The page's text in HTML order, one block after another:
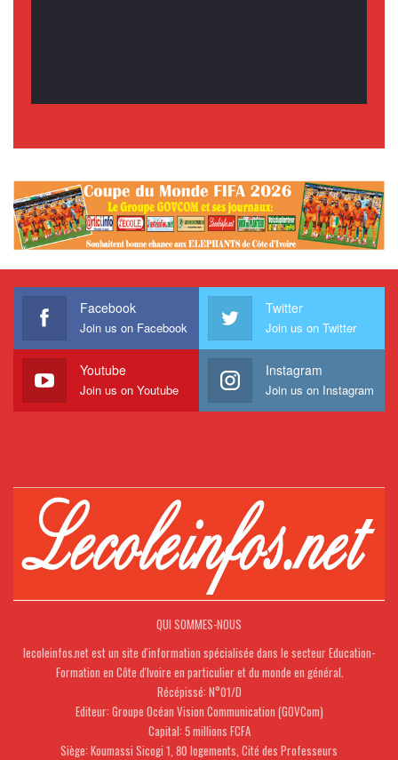
Facebook
Join us on Facebook
Twitter
Join us on Twitter
Youtube
Join us on Youtube
Instagram
Join us on Instagram
QUI SOMMES-NOUS
lecoleinfos.net est un site d'information spécialisée dans le secteur Education-
Formation en Côte d'Ivoire en particulier et du monde en général.
Récépissé: N°01/D
Editeur: Groupe Océan Vision Communication (GOVCom)
Capital: 5 millions FCFA
Siège: Koumassi Sicogi 1, 80 logements, Cité des Professeurs